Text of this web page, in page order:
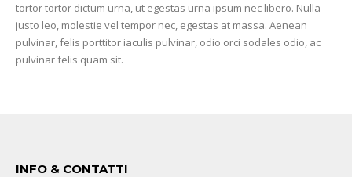
tortor tortor dictum urna, ut egestas urna ipsum nec libero. Nulla
justo leo, molestie vel tempor nec, egestas at massa. Aenean
pulvinar, felis porttitor iaculis pulvinar, odio orci sodales odio, ac
pulvinar felis quam sit.
INFO & CONTATTI